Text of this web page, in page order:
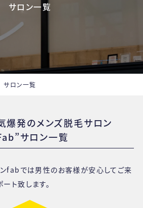
サロン一覧
サロン一覧
爆発のメンズ脱毛サロン
サロン一覧
fabでは男性のお客様が安心してご来
ト致します。